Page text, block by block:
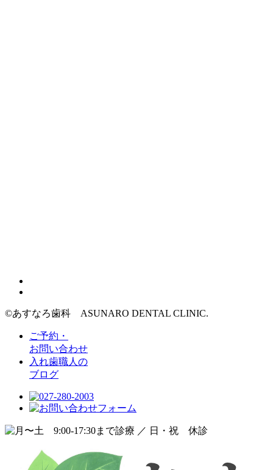
©︎あすなろ歯科 ASUNARO DENTAL CLINIC.
ご予約・
お問い合わせ
入れ歯職人の
ブログ